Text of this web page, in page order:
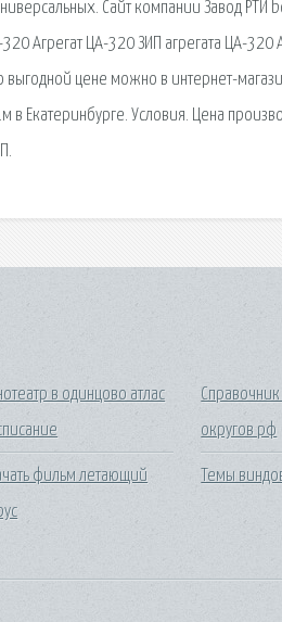
Сайт компании Завод РТИ
Агрегат ЦА-320 ЗИП агрегата ЦА-
выгодной цене можно в интернет-
в Екатеринбурге. Условия. Цена
в одинцово атлас
фильм летающий
округов рф
Темы